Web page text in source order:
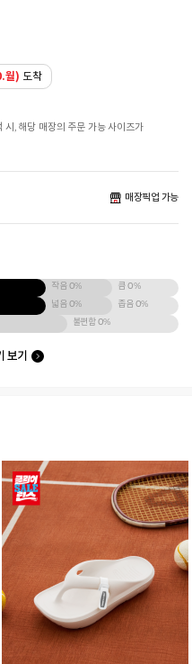
월) 도착
시, 해당 매장의 주문 가능 사이즈가
매장픽업 가능
작음0% 큼0%
넓음0% 좁음0%
불편함0%
보기